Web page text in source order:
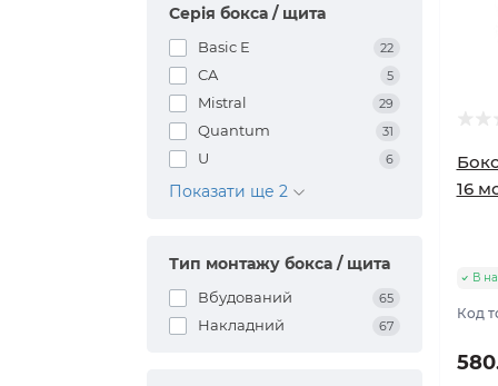
Серія бокса / щита
Basic E 22
CA 5
Mistral 29
Quantum 31
U 6
Показати ще 2
Тип монтажу бокса / щита
Вбудований 65
Накладний 67
16
В
Код